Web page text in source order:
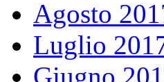
Agosto
Luglio
Giugno